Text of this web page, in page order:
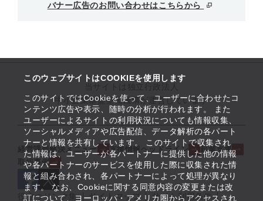
このウェブサイトはCOOKIEを使用します
このサイトではCookieを使って、ユーザーに合わせたコ
ンテンツ広告や表示、随時の分析が行われます。 また
ユーザーによるサイトの利用状況についても情報収集、
ソーシャルメディアや広告配信、データ解析の各パート
ナーと情報を共有しています。 このサイトで収集され
た情報は、ユーザーが各パートナーに提供した他の情報
や各パートナーのサービスを使用した際に収集された情
報と組み合わされ、各パートナーによって処理が異なり
ます。 なお、Cookieに関する同意内容の変更または改
訂について、ヨーロッパ・アメリカ圏からアクセスされ
バナー広告のお問い合わせはこちらから
中小企業基盤整備機構が運営しています
経営課題解決メニュー 支援情報ヘッドライン
起業支援
取組事例
役立つリンク集 サイトマップ サイト利用条件